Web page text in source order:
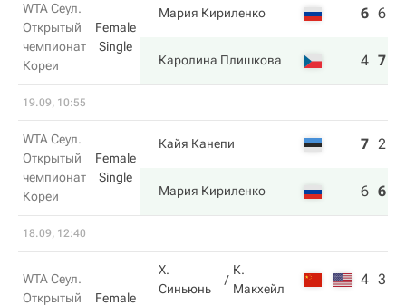
WTA Сеул.
Открытый
чемпионат
Кореи
Female
Single
Мария Кириленко 6 6
Каролина Плишкова 4 7
19.09, 10:55
WTA Сеул.
Открытый
чемпионат
Кореи
Female
Single
Кайя Канепи 7 2
Мария Кириленко 6 6
18.09, 12:40
WTA Сеул.
Открытый
Female
Х.
Синьюнь
К.
Макхейл
4 3